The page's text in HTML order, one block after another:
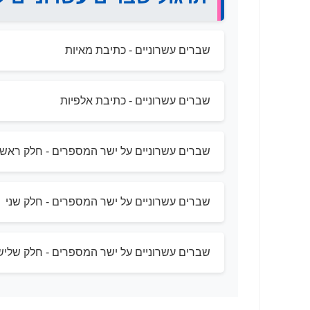
שברים עשרוניים - כתיבת מאיות
שברים עשרוניים - כתיבת אלפיות
שברים עשרוניים על ישר המספרים - חלק
שברים עשרוניים על ישר המספרים - חלק שני
שברים עשרוניים על ישר המספרים - חלק